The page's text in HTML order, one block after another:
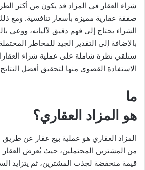
شراء العقار في المزاد قد يكون من أكثر
صفقة عقارية مميزة بأسعار تنافسية. ومع
الشراء يحتاج إلى فهم دقيق لآلياته، ووعي
بالإضافة إلى التقدير الجيد للمخاطر
سنلقي نظرة شاملة على عملية شراء
الاستفادة القصوى منها لتحقيق أفضل
ما
هو المزاد العقاري؟
المزاد العقاري هو عملية بيع عقار عن
من المشترين المحتملين، حيث يُعرض العقار
قيمة منخفضة لجذب المشترين، ثم يتزايد